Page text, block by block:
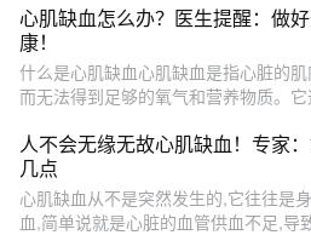
心肌缺血怎么办？医生提醒：做
康！
什么是心肌缺血心肌缺血是指心脏的
而无法得到足够的氧气和营养物质。
人不会无缘无故心肌缺血！专家
几点
心肌缺血从不是突然发生的,它往往是
血,简单说就是心脏的血管供血不足,导